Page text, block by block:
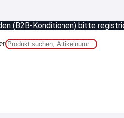
(B2B-Konditionen) bitte